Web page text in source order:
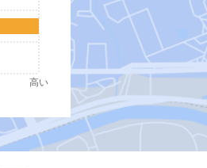
高い